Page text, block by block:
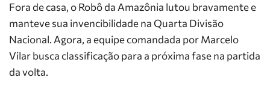
Fora de casa, o Robô da Amazônia lutou bravamente e
manteve sua invencibilidade na Quarta Divisão
Nacional. Agora, a equipe comandada por Marcelo
Vilar busca classificação para a próxima fase na partida
da volta.